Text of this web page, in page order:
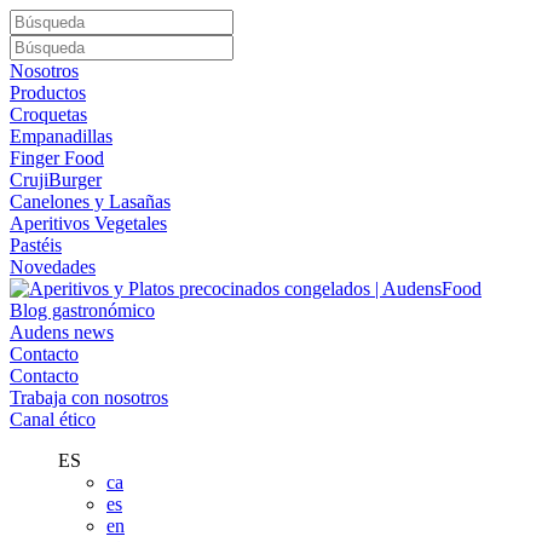
Nosotros
Productos
Croquetas
Empanadillas
Finger Food
CrujiBurger
Canelones y Lasañas
Aperitivos Vegetales
Pastéis
Novedades
Blog gastronómico
Audens news
Contacto
Contacto
Trabaja con nosotros
Canal ético
ES
ca
es
en